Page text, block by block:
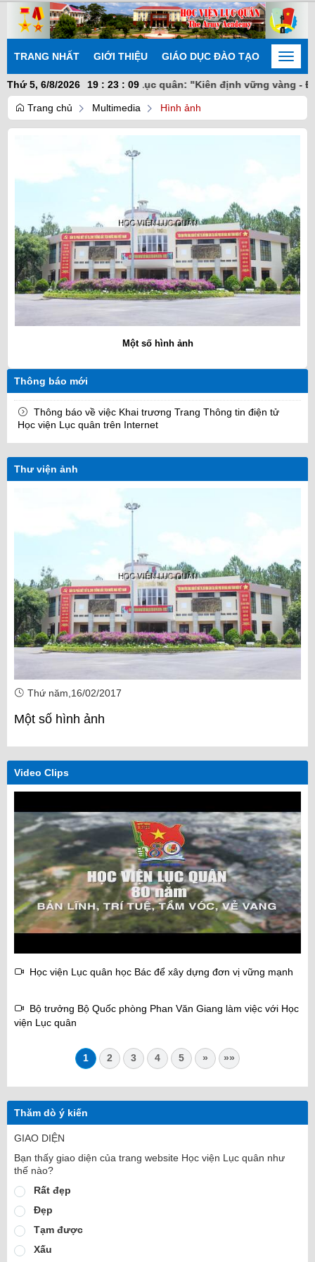
TRANG NHẤT GIỚI THIỆU GIÁO DỤC ĐÀO TẠO
Toggle
Thứ 5, 6/8/2026
19 : 23 : 10
Học viện Lục quân: "Kiên định vững vàng -
Trang chủ Multimedia Hình ảnh
Một số hình ảnh
Thông báo mới
Thông báo về việc Khai trương Trang Thông tin điện tử
Học viện Lục quân trên Internet
Thư viện ảnh
Thứ năm,16/02/2017
Một số hình ảnh
Video Clips
Học viện Lục quân học Bác để xây dựng đơn vị vững mạnh
Bộ trưởng Bộ Quốc phòng Phan Văn Giang làm việc với Học
viện Lục quân
1 2 3 4 5 » »»
Thăm dò ý kiến
GIAO DIỆN
Bạn thấy giao diện của trang website Học viện Lục quân như
thế nào?
Rất đẹp
Đẹp
Tạm được
Xấu